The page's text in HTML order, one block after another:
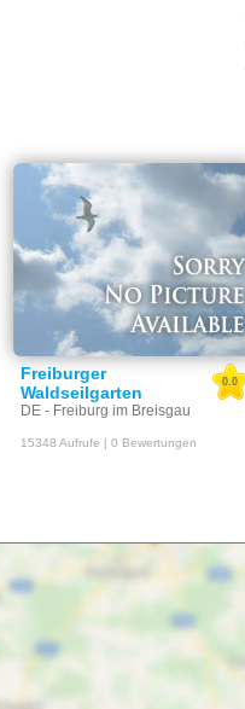
Freiburger
Waldseilgarten
DE - Freiburg im Breisgau
0.0
15348 Aufrufe | 0 Bewertungen